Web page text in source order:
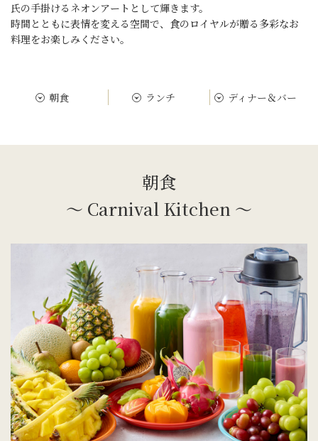
氏の手掛けるネオンアートとして輝きます。
時間とともに表情を変える空間で、食のロイヤルが贈る多彩なお
料理をお楽しみください。
朝食 ランチ ディナー＆バー
朝食
～ Carnival Kitchen ～